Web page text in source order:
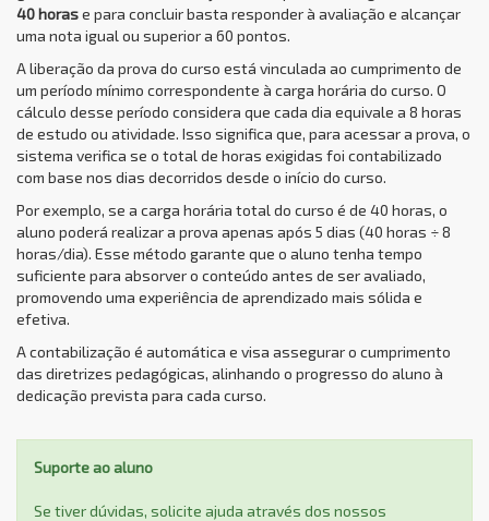
40 horase para concluir basta responder à avaliação e alcançar
uma nota igual ou superior a 60 pontos.
A liberação da prova do curso está vinculada ao cumprimento de
um período mínimo correspondente à carga horária do curso. O
cálculo desse período considera que cada dia equivale a 8 horas
de estudo ou atividade. Isso significa que, para acessar a prova, o
sistema verifica se o total de horas exigidas foi contabilizado
com base nos dias decorridos desde o início do curso.
Por exemplo, se a carga horária total do curso é de 40 horas, o
aluno poderá realizar a prova apenas após 5 dias (40 horas ÷ 8
horas/dia). Esse método garante que o aluno tenha tempo
suficiente para absorver o conteúdo antes de ser avaliado,
promovendo uma experiência de aprendizado mais sólida e
efetiva.
A contabilização é automática e visa assegurar o cumprimento
das diretrizes pedagógicas, alinhando o progresso do aluno à
dedicação prevista para cada curso.
Suporte ao aluno
Se tiver dúvidas, solicite ajuda através dos nossos